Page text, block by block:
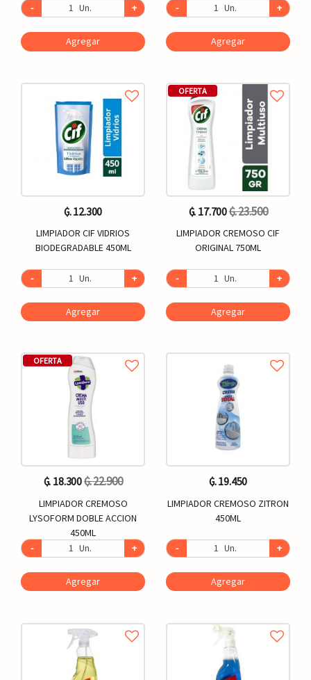
-
Un. +
Agregar
- Un. +
Agregar
₲. 12.300
LIMPIADOR CIF VIDRIOS
BIODEGRADABLE 450ML
- Un. +
Agregar
OFERTA
₲. 17.700₲. 23.500
LIMPIADOR CREMOSO CIF
ORIGINAL 750ML
- Un. +
Agregar
OFERTA
₲. 18.300₲. 22.900
LIMPIADOR CREMOSO
LYSOFORM DOBLE ACCION
450ML
-
Un. +
Agregar
₲. 19.450
LIMPIADOR CREMOSO ZITRON
450ML
- Un. +
Agregar